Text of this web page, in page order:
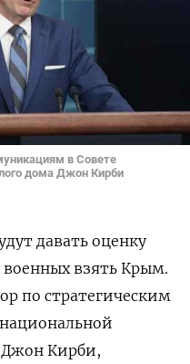
в Совете
дома Джон Кирби
давать оценку
взять Крым.
по стратегическим
Джон Кирби,